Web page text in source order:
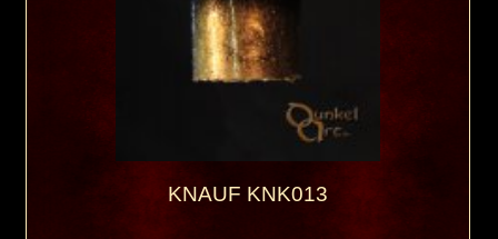
KNAUF KNK013